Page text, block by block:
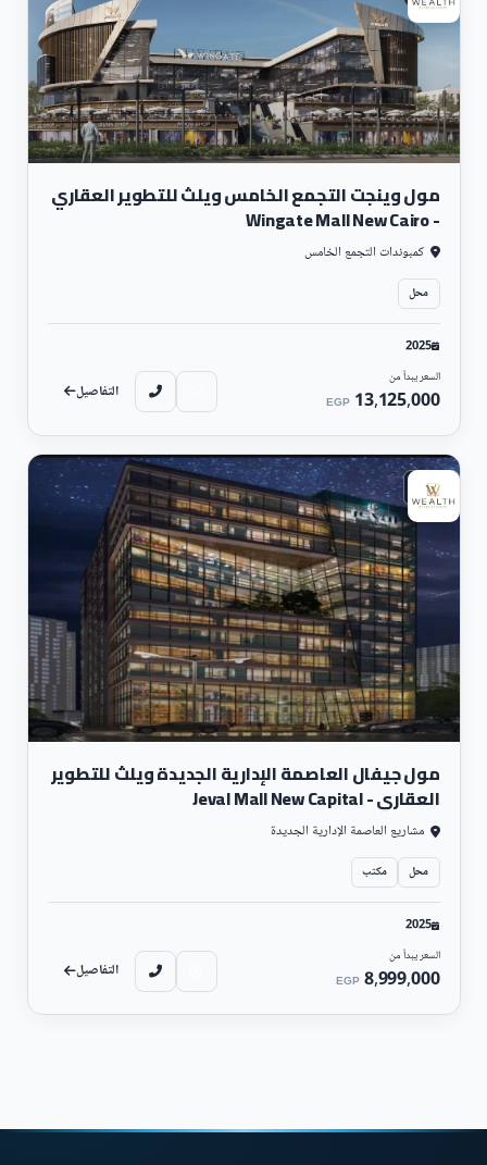
مول وينجت التجمع الخامس ويلث للتطوير العقاري
- Wingate Mall New Cairo
كمبوندات التجمع الخامس
محل
2025
السعر يبدأ من
13,125,000
EGP التفاصيل
تجارى
مول جيفال العاصمة الإدارية الجديدة ويلث للتطوير
العقاري - Jeval Mall New Capital
مشاريع العاصمة الإدارية الجديدة
محل مكتب
2025
السعر يبدأ من
8,999,000
EGP التفاصيل